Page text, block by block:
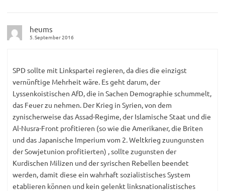
heums
5. September 2016
SPD sollte mit Linkspartei regieren, da dies die einzigst
vernünftige Mehrheit wäre. Es geht darum, der
Lyssenkoistischen AfD, die in Sachen Demographie schummelt,
das Feuer zu nehmen. Der Krieg in Syrien, von dem
zynischerweise das Assad-Regime, der Islamische Staat und die
Al-Nusra-Front profitieren (so wie die Amerikaner, die Briten
und das Japanische Imperium vom 2. Weltkrieg zuungunsten
der Sowjetunion profitierten) , sollte zugunsten der
Kurdischen Milizen und der syrischen Rebellen beendet
werden, damit diese ein wahrhaft sozialistisches System
etablieren können und kein gelenkt linksnationalistisches